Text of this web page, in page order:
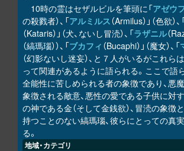
10時の霊はセザルビルを筆頭に「アゼウ
の殺戮者）、「アルミルス（Armilus）」（色欲）、
（Kataris）」（犬、ないし冒涜）、「ラザニル（
（縞瑪瑙））、「ブカフィ （Bucaphi）」（魔女）、「
（幻影ないし迷妄）、と７人がいるがこれら
って関連があるように語られる。ここで語
全能性に苦しめられる者の象徴であり、悪
象徴される敵意、悪性の愛である子供に対
の神である金（そして金銭欲）、冒涜の象徴
持つことのない縞瑪瑙、彼らにとっての真
る。
地域・カテゴリ